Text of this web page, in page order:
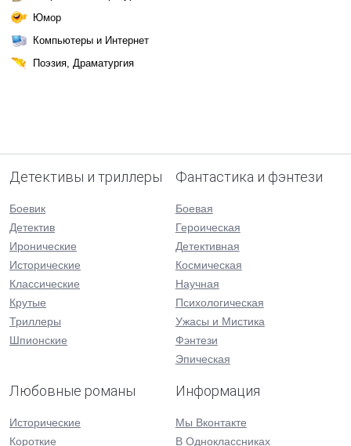
Юмор
Компьютеры и Интернет
Поэзия, Драматургия
Детективы и триллеры
Боевик
Детектив
Иронические
Исторические
Классические
Крутые
Триллеры
Шпионские
Фантастика и фэнтези
Боевая
Героическая
Детективная
Космическая
Научная
Психологическая
Ужасы и Мистика
Фэнтези
Эпическая
Любовные романы
Исторические
Короткие
Информация
Мы Вконтакте
В Одноклассниках